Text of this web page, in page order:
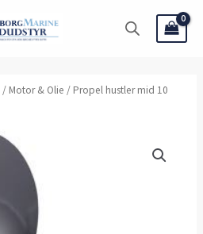
/ Motor & Olie / Propel hustler mid 10